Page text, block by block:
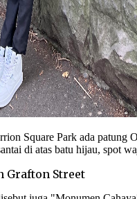
Square Park ada patung
di atas batu hijau, spot
Grafton Street